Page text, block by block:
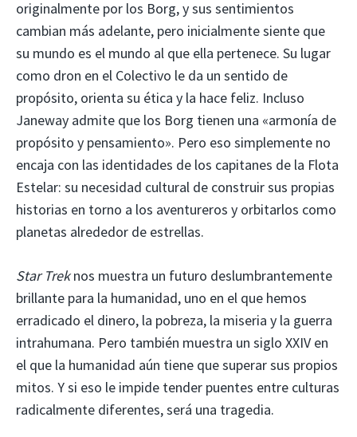
originalmente por los Borg, y sus sentimientos
cambian más adelante, pero inicialmente siente que
su mundo es el mundo al que ella pertenece. Su lugar
como dron en el Colectivo le da un sentido de
propósito, orienta su ética y la hace feliz. Incluso
Janeway admite que los Borg tienen una «armonía de
propósito y pensamiento». Pero eso simplemente no
encaja con las identidades de los capitanes de la Flota
Estelar: su necesidad cultural de construir sus propias
historias en torno a los aventureros y orbitarlos como
planetas alrededor de estrellas.
Star Treknos muestra un futuro deslumbrantemente
brillante para la humanidad, uno en el que hemos
erradicado el dinero, la pobreza, la miseria y la guerra
intrahumana. Pero también muestra un siglo XXIV en
el que la humanidad aún tiene que superar sus propios
mitos. Y si eso le impide tender puentes entre culturas
radicalmente diferentes, será una tragedia.